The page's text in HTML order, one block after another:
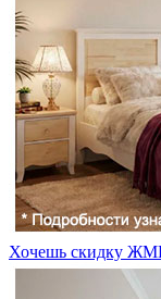
Хочешь скидку